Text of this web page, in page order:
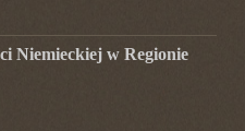
Niemieckiej w Regionie